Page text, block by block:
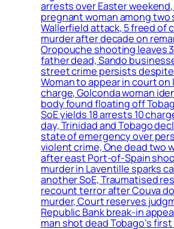
arrests over Easter
pregnant woman among two
Wallerfield attack, 5 freed of
murder after decade on
Oropouche shooting leaves
father dead, Sando
street crime persists despite
Woman to appear in court on
charge, Golconda woman
body found floating off
SoE yields 18 arrests 10
day, Trinidad and Tobago
state of emergency over
violent crime, One dead two
after east Port-of-Spain
murder in Laventille sparks
another SoE, Traumatised
recount terror after Couva
murder, Court reserves
Republic Bank break-in
man shot dead Tobago’s